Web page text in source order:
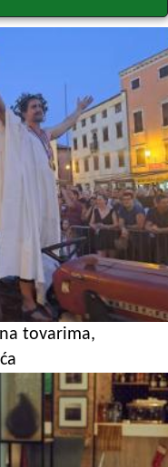
tovarima,